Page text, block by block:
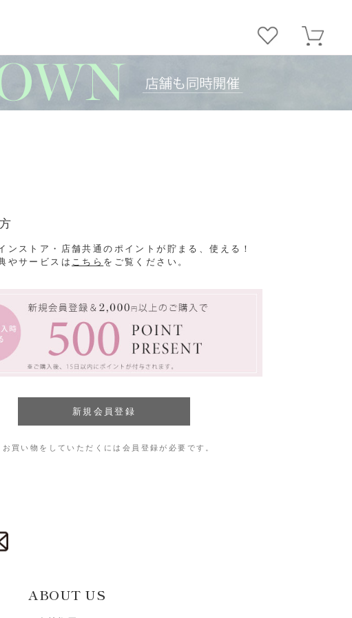
ンストア・店舗共通のポイントが貯まる、使える！
やサービスは こちら をご覧ください。
買い物をしていただくには会員登録が必要です。
ABOUT US